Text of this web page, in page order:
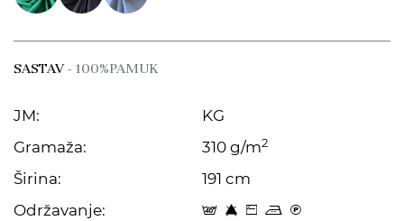
SASTAV- 100%PAMUK
JM:
KG
Gramaža:
310 g/m2
Širina:
191 cm
Održavanje:
t 8 Z p C